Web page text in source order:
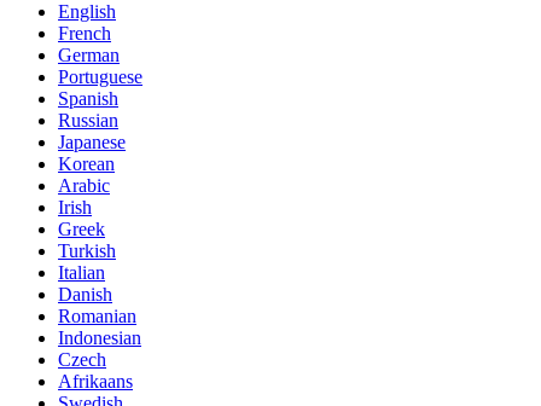
English
French
German
Portuguese
Spanish
Russian
Japanese
Korean
Arabic
Irish
Greek
Turkish
Italian
Danish
Romanian
Indonesian
Czech
Afrikaans